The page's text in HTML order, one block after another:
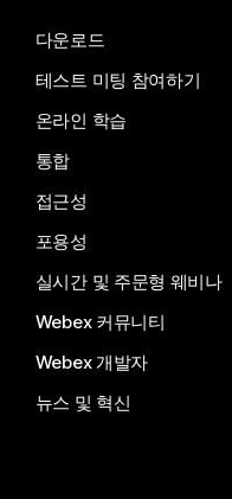
다운로드
테스트 미팅 참여하기
온라인 학습
통합
접근성
포용성
실시간 및 주문형 웨비나
Webex 커뮤니티
Webex 개발자
뉴스 및 혁신